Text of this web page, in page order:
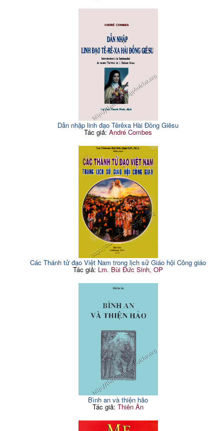
Dẫn nhập linh đạo Têrêxa Hài Đồng Giêsu
Tác giả:André Combes
Các Thánh tử đạo Việt Nam trong lịch sử Giáo hội Công giáo
Tác giả: Lm. Bùi Đức Sinh, OP
Bình an và thiện hảo
Tác giả:Thiên Ân